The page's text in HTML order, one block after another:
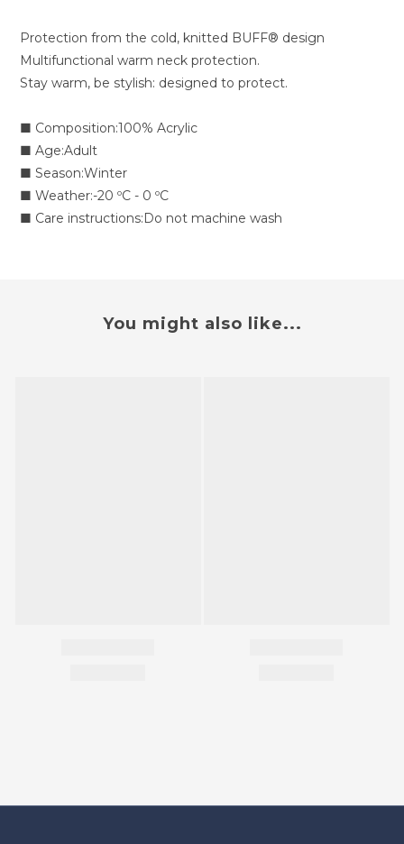
Protection from the cold, knitted BUFF® design
Multifunctional warm neck protection.
Stay warm, be stylish: designed to protect.
■ Composition:100% Acrylic
■ Age:Adult
■ Season:Winter
■ Weather:-20 ºC - 0 ºC
■ Care instructions:Do not machine wash
You might also like...